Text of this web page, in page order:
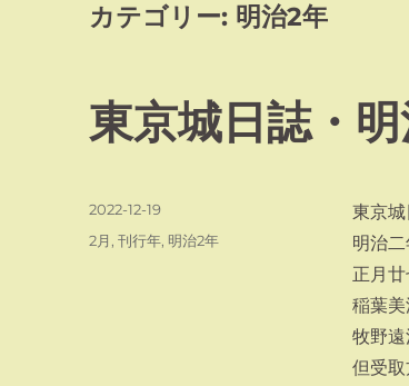
カテゴリー: 明治2年
東京城日誌・
東京
明治二
正月
稲葉
牧野
但受
投
稿
2022-12-19
カ
2月 ,刊行年, 明治2年